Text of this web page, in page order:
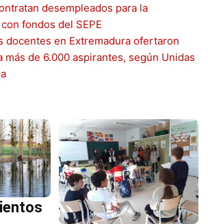
desempleados para la
fondos del SEPE
docentes en Extremadura ofertaron
más de 6.000 aspirantes, según Unidas